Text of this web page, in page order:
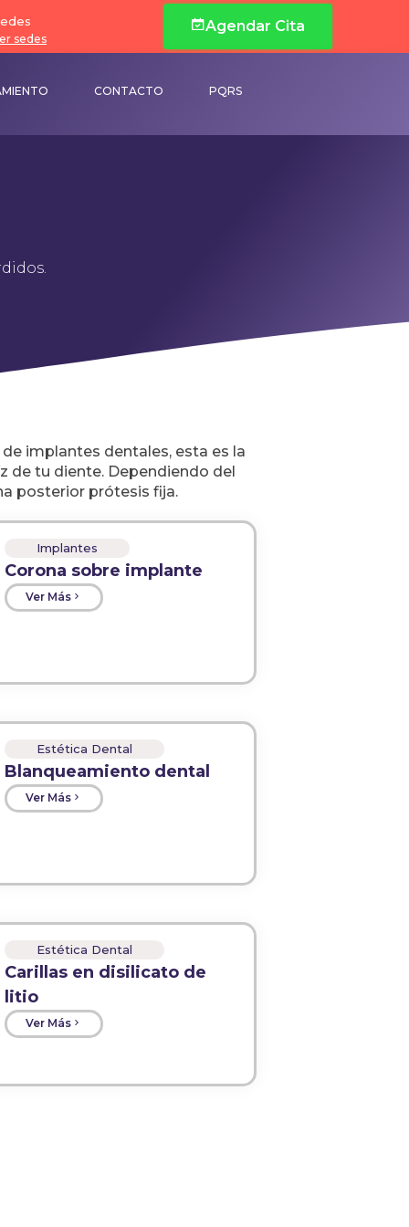
sedes
Agendar Cita
CONTACTO PQRS
implantes dentales, esta es la
de tu diente. Dependiendo del
posterior prótesis fija.
Implantes
Corona sobre implante
Ver Más
Estética Dental
Blanqueamiento dental
Ver Más
Estética Dental
Carillas en disilicato de
litio
Ver Más